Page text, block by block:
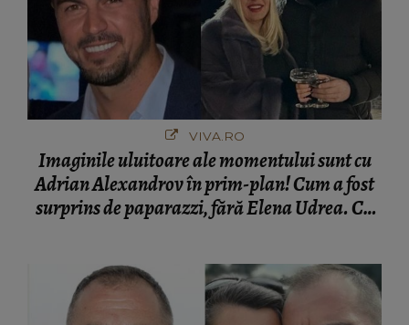
VIVA.RO
Imaginile uluitoare ale momentului sunt cu
Adrian Alexandrov în prim-plan! Cum a fost
surprins de paparazzi, fără Elena Udrea. Cu